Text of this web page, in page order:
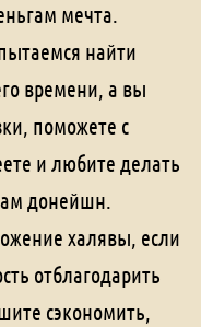
мечта.
найти
времени, а вы
поможете с
и любите делать
донейшн.
халявы, если
отблагодарить
сэкономить,